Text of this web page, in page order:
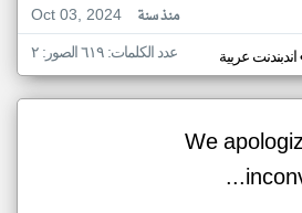
Oct 03, 2024
منذ سنة
اندبندنت عربية عدد الكلمات: ٦١٩ الصور: ٢
We